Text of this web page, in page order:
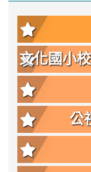
文化國小
公